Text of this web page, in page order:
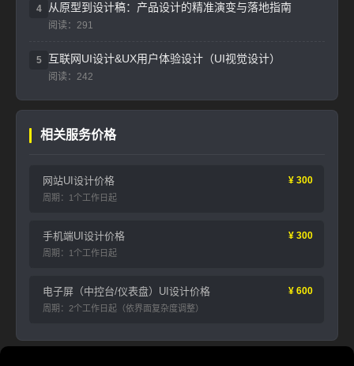
4 从原型到设计稿：产品设计的精准演变与落地指南
阅读：291
5 互联网UI设计&UX用户体验设计（UI视觉设计）
阅读：242
相关服务价格
网站UI设计价格 ¥ 300
周期：1个工作日起
手机端UI设计价格 ¥ 300
周期：1个工作日起
电子屏（中控台/仪表盘）UI设计价格 ¥ 600
周期：2个工作日起（依界面复杂度调整）